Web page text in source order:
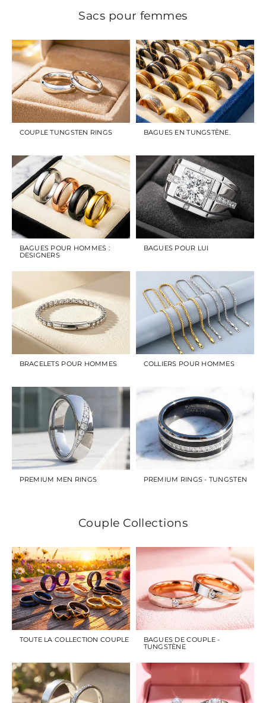
Sacs pour femmes
COUPLE TUNGSTEN RINGS BAGUES EN TUNGSTÈNE.
BAGUES POUR HOMMES :
DESIGNERS
BAGUES POUR LUI
BRACELETS POUR HOMMES COLLIERS POUR HOMMES
PREMIUM MEN RINGS PREMIUM RINGS - TUNGSTEN
Couple Collections
TOUTE LA COLLECTION COUPLE
BAGUES DE COUPLE -
TUNGSTÈNE